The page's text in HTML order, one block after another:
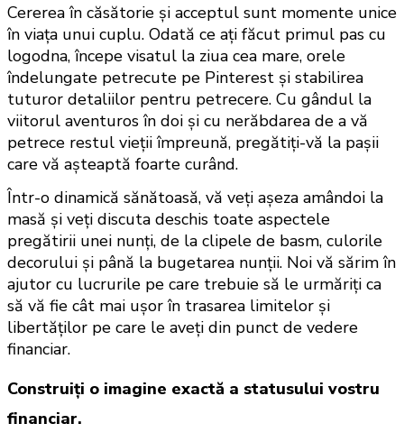
Cererea în căsătorie și acceptul sunt momente unice
în viața unui cuplu. Odată ce ați făcut primul pas cu
logodna, începe visatul la ziua cea mare, orele
îndelungate petrecute pe Pinterest și stabilirea
tuturor detaliilor pentru petrecere. Cu gândul la
viitorul aventuros în doi și cu nerăbdarea de a vă
petrece restul vieții împreună, pregătiți-vă la pașii
care vă așteaptă foarte curând.
Într-o dinamică sănătoasă, vă veți așeza amândoi la
masă și veți discuta deschis toate aspectele
pregătirii unei nunți, de la clipele de basm, culorile
decorului și până la bugetarea nunții. Noi vă sărim în
ajutor cu lucrurile pe care trebuie să le urmăriți ca
să vă fie cât mai ușor în trasarea limitelor și
libertăților pe care le aveți din punct de vedere
financiar.
Construiți o imagine exactă a statusului vostru
financiar.